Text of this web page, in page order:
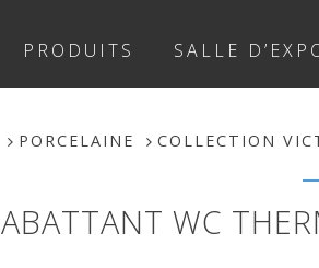
PRODUITS SALLE
PORCELAINE COLLECTION
ABATTANT WC